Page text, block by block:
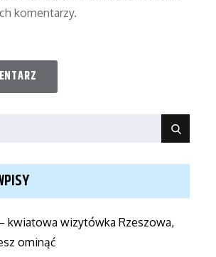
komentarzy.
Search
kwiatowa wizytówka Rzeszowa,
ominąć